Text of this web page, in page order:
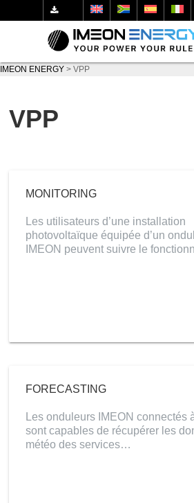
IMEON ENERGY > VPP
VPP
MONITORING
Les utilisateurs d’une installation
photovoltaïque équipée d’un
IMEON peuvent suivre le
FORECASTING
Les onduleurs IMEON connectés
sont capables de récupérer les
météo des services…